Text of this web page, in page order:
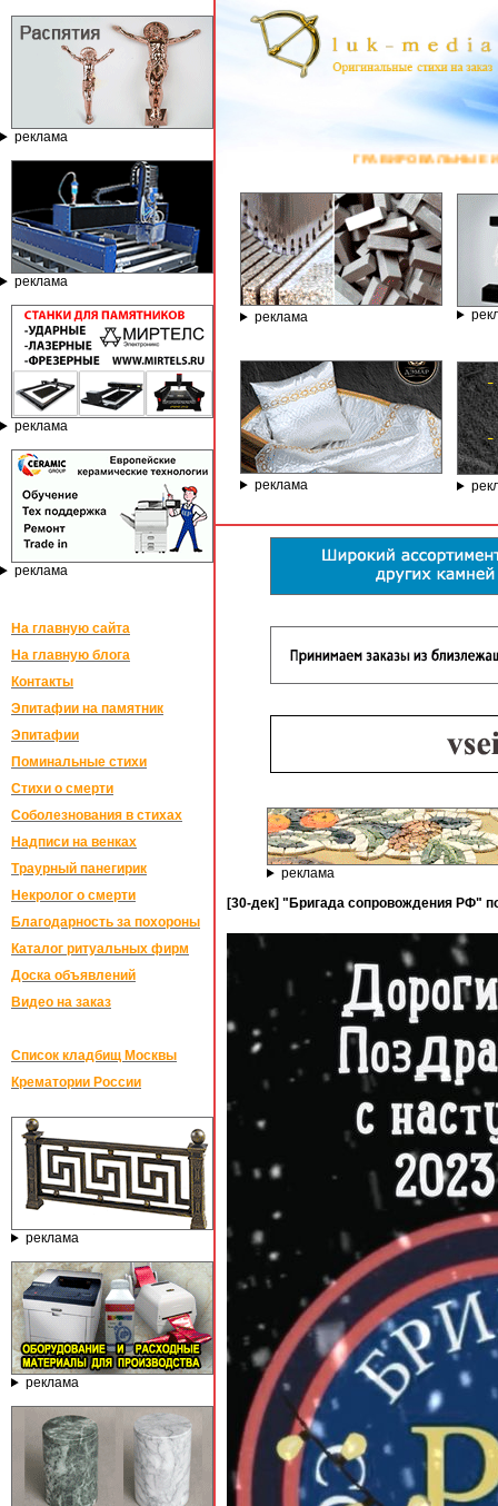
реклама
реклама
реклама
реклама
На главную сайта
На главную блога
Контакты
Эпитафии на памятник
Эпитафии
Поминальные стихи
Стихи о смерти
Соболезнования в стихах
Надписи на венках
Траурный панегирик
Некролог о смерти
Благодарность за похороны
Каталог ритуальных фирм
Доска объявлений
Видео на заказ
Список кладбищ Москвы
Крематории России
реклама
реклама
ГРАВИРОВАЛЬНЫЕ И
реклама
реклама
реклама
[30-дек] "Бригада сопровождения РФ"